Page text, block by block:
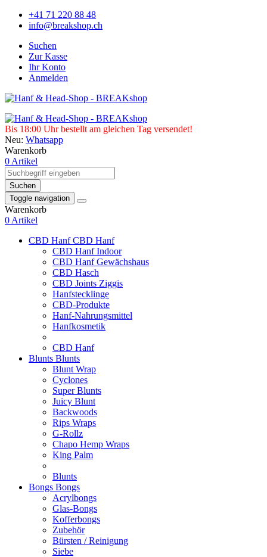
+41 71 220 88 48
info@breakshop.ch
Suchen
Zur Kasse
Ihr Konto
Anmelden
Bis 18:00 Uhr bestellt am gleichen Tag versendet!
Neu: Whatsapp
Warenkorb
0 Artikel
Suchen
Toggle navigation
Warenkorb
0 Artikel
CBD HanfCBD Hanf
CBD Hanf Indoor
CBD Hanf Gewächshaus
CBD Hasch
CBD Joints Ziggis
Hanfstecklinge
CBD-Produkte
Hanf-Nahrungsmittel
Hanfkosmetik
CBD Hanf
Blunts Blunts
Blunt Wrap
Cyclones
Super Blunts
Juicy Blunt
Backwoods
Rips Wraps
G-Rollz
Chapo Hemp Wraps
King Palm
Blunts
Bongs Bongs
Acrylbongs
Glas-Bongs
Kofferbongs
Zubehör
Bürsten / Reinigung
Siebe